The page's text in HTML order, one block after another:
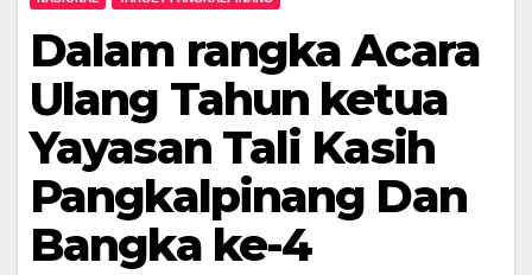
Dalam rangka Acara
Ulang Tahun ketua
Yayasan Tali Kasih
Pangkalpinang Dan
Bangka ke-4